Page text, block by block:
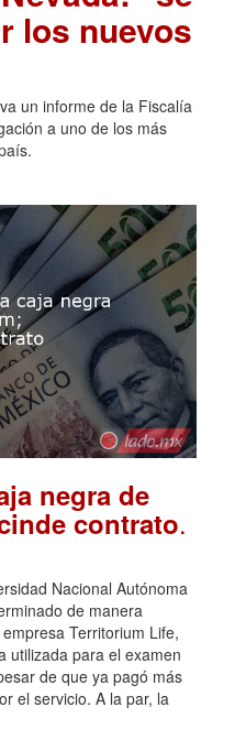
los nuevos
un informe de la Fiscalía
a uno de los más
negra de
contrato.
Nacional Autónoma
de manera
Territorium Life,
utilizada para el examen
de que ya pagó más
el servicio. A la par, la